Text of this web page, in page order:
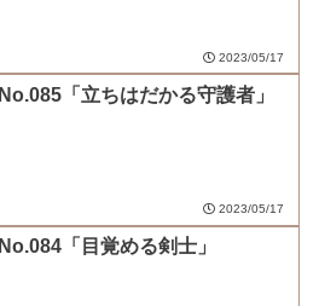
2023/05/17
No.085「立ちはだかる守護者」
2023/05/17
No.084「目覚める剣士」